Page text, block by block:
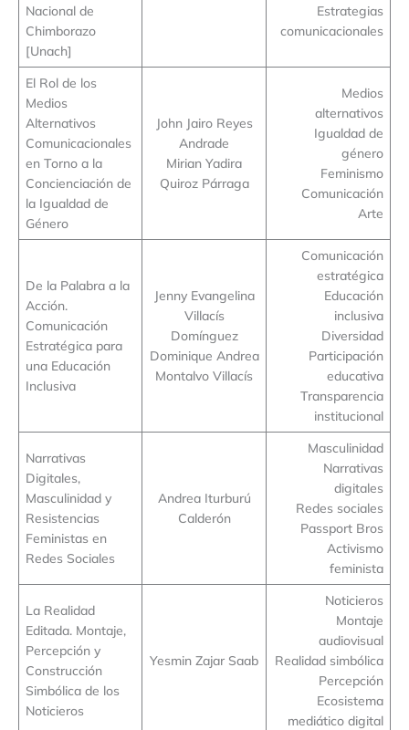
Nacional de
Chimborazo
[Unach]
Estrategias
comunicacionales
El Rol de los
Medios
Alternativos
Comunicacionales
en Torno a la
Concienciación de
la Igualdad de
Género
John Jairo Reyes
Andrade
Mirian Yadira
Quiroz Párraga
Medios
alternativos
Igualdad de
género
Feminismo
Comunicación
Arte
De la Palabra a la
Acción.
Comunicación
Estratégica para
una Educación
Inclusiva
Jenny Evangelina
Villacís
Domínguez
Dominique Andrea
Montalvo Villacís
Comunicación
estratégica
Educación
inclusiva
Diversidad
Participación
educativa
Transparencia
institucional
Narrativas
Digitales,
Masculinidad y
Resistencias
Feministas en
Redes Sociales
Andrea Iturburú
Calderón
Masculinidad
Narrativas
digitales
Redes sociales
Passport Bros
Activismo
feminista
La Realidad
Editada. Montaje,
Percepción y
Construcción
Simbólica de los
Noticieros
Yesmin Zajar Saab
Noticieros
Montaje
audiovisual
Realidad simbólica
Percepción
Ecosistema
mediático digital